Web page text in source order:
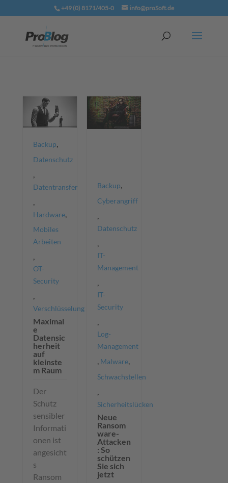
+49 (0) 8171/405-0 info@proSoft.de
Backup
Datenschutz
Datentransfer
Hardware,
Mobiles
Arbeiten
OT-
Security
Verschlüsselung
Maximal
e
Datensic
herheit
auf
kleinste
m Raum
Der
Schutz
sensibler
Informati
onen ist
angesicht
s
Ransom
Backup,
Cyberangriff
,
Datenschutz
,
IT-
Management
,
IT-
Security
,
Log-
Management
, Malware,
Schwachstellen
,
Sicherheitslücken
Neue
Ransom
ware-
Attacken
: So
schützen
Sie sich
jetzt